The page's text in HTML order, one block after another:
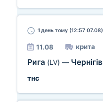
1 день тому (12:57 07.08)
11.08 крита
Рига (LV) — Чернігів
тнс